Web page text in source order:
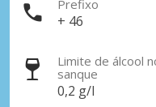
Prefixo
+ 46
Limite de álcool
sanque
0,2 g/l